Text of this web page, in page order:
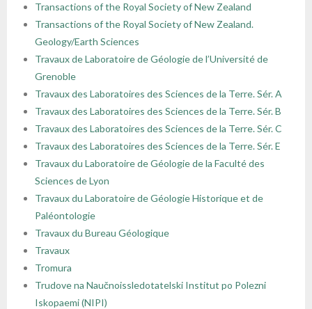
Transactions of the Royal Society of New Zealand
Transactions of the Royal Society of New Zealand.
Geology/Earth Sciences
Travaux de Laboratoire de Géologie de l’Université de
Grenoble
Travaux des Laboratoires des Sciences de la Terre. Sér. A
Travaux des Laboratoires des Sciences de la Terre. Sér. B
Travaux des Laboratoires des Sciences de la Terre. Sér. C
Travaux des Laboratoires des Sciences de la Terre. Sér. E
Travaux du Laboratoire de Géologie de la Faculté des
Sciences de Lyon
Travaux du Laboratoire de Géologie Historique et de
Paléontologie
Travaux du Bureau Géologique
Travaux
Tromura
Trudove na Naučnoissledotatelski Institut po Polezni
Iskopaemi (NIPI)